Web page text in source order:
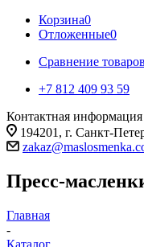
Корзина0
Отложенные0
Сравнение товаров
+7 812 409 93 59
Контактная информация
194201, г. Санкт-
Пресс-
Главная
-
Каталог